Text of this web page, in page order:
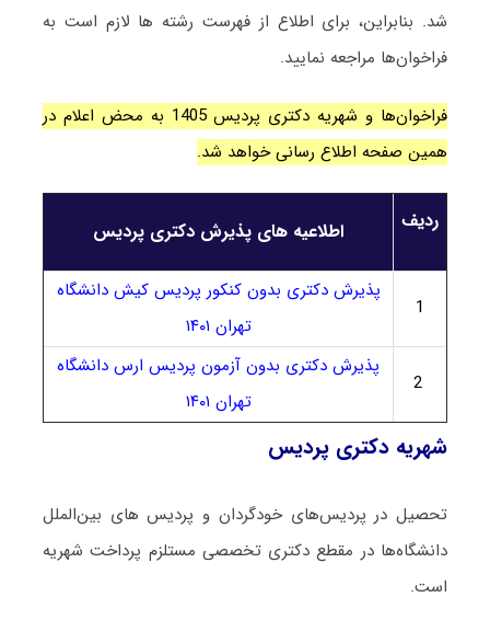
شد. بنابراین، برای اطلاع از فهرست رشته ها لازم است به
فراخوان‌ها مراجعه نمایید.
فراخوان‌ها و شهریه دکتری پردیس 1405 به محض اعلام در
همین صفحه اطلاع رسانی خواهد شد.
ردیف اطلاعیه های پذیرش دکتری پردیس
1
پذیرش دکتری بدون کنکور پردیس کیش دانشگاه
تهران ۱۴۰۱
2
پذیرش دکتری بدون آزمون پردیس ارس دانشگاه
تهران ۱۴۰۱
شهریه دکتری پردیس
تحصیل در پردیس‌های خودگردان و پردیس های بین‌الملل
دانشگاه‌ها در مقطع دکتری تخصصی مستلزم پرداخت شهریه
است.